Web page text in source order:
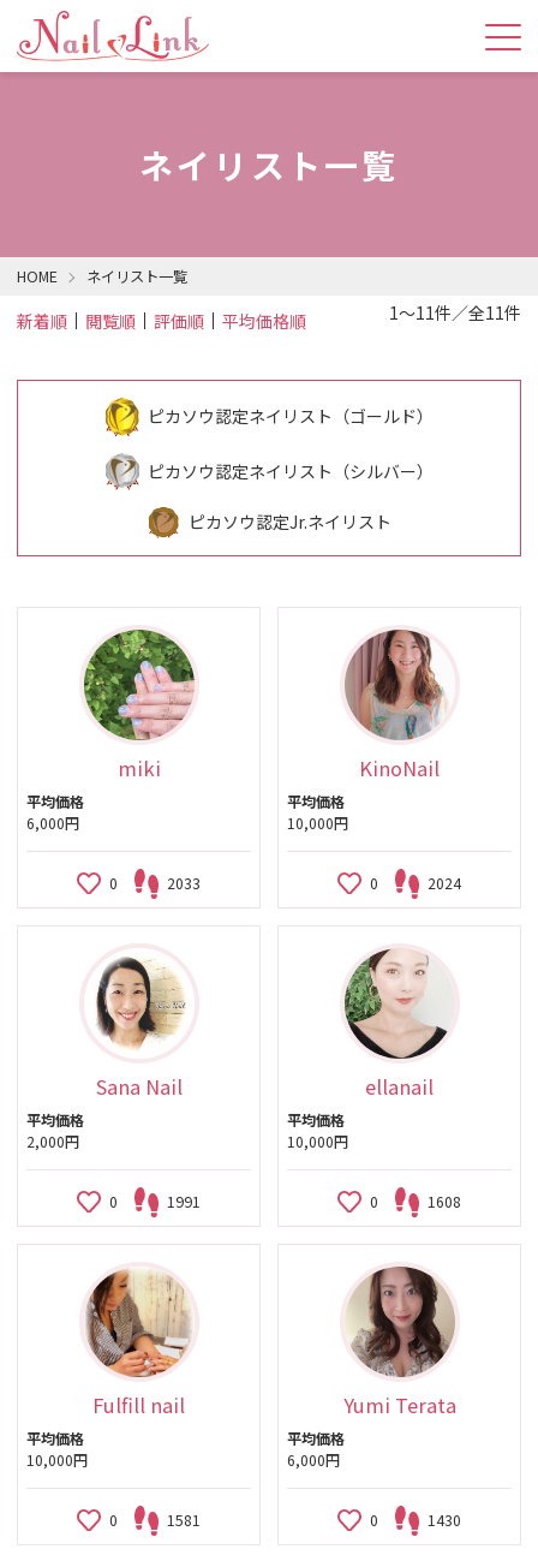
ネイリスト一覧
HOME ネイリスト一覧
新着順 閲覧順 評価順 平均価格順 1～11件／全11件
ピカソウ認定ネイリスト（ゴールド）
ピカソウ認定ネイリスト（シルバー）
ピカソウ認定Jr.ネイリスト
miki
平均価格
6,000円
0 2033
KinoNail
平均価格
10,000円
0 2024
Sana Nail
平均価格
2,000円
0 1991
ellanail
平均価格
10,000円
0 1608
Fulfill nail
平均価格
10,000円
0 1581
Yumi Terata
平均価格
6,000円
0 1430